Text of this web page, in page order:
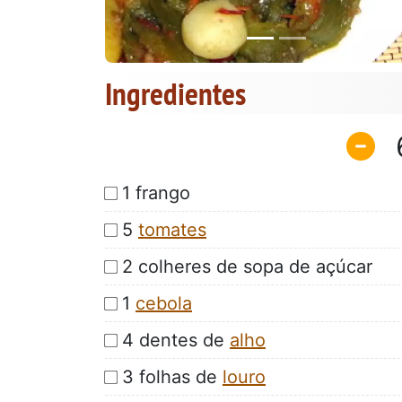
Ingredientes
1 frango
5 tomates
2 colheres de sopa de açúcar
1 cebola
4 dentes de alho
3 folhas de louro